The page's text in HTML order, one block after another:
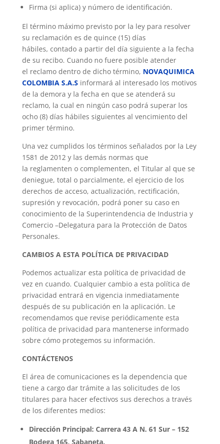
Firma (si aplica) y número de identificación.
El término máximo previsto por la ley para resolver
su reclamación es de quince (15) días
hábiles, contado a partir del día siguiente a la fecha
de su recibo. Cuando no fuere posible atender
el reclamo dentro de dicho término, NOVAQUIMICA
COLOMBIA S.A.Sinformará al interesado los motivos
de la demora y la fecha en que se atenderá su
reclamo, la cual en ningún caso podrá superar los
ocho (8) días hábiles siguientes al vencimiento del
primer término.
Una vez cumplidos los términos señalados por la Ley
1581 de 2012 y las demás normas que
la reglamenten o complementen, el Titular al que se
deniegue, total o parcialmente, el ejercicio de los
derechos de acceso, actualización, rectificación,
supresión y revocación, podrá poner su caso en
conocimiento de la Superintendencia de Industria y
Comercio –Delegatura para la Protección de Datos
Personales.
CAMBIOS A ESTA POLÍTICA DE PRIVACIDAD
Podemos actualizar esta política de privacidad de
vez en cuando. Cualquier cambio a esta política de
privacidad entrará en vigencia inmediatamente
después de su publicación en la aplicación. Le
recomendamos que revise periódicamente esta
política de privacidad para mantenerse informado
sobre cómo protegemos su información.
CONTÁCTENOS
El área de comunicaciones es la dependencia que
tiene a cargo dar trámite a las solicitudes de los
titulares para hacer efectivos sus derechos a través
de los diferentes medios:
Dirección Principal: Carrera 43 A N. 61 Sur – 152
Bodega 165, Sabaneta.